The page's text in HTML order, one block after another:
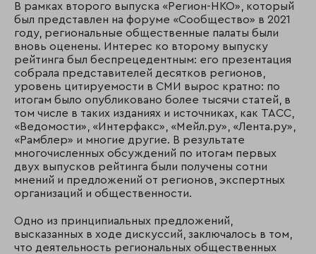
В рамках второго выпуска «Регион-НКО», который
был представлен на форуме «Сообщество» в 2021
году, региональные общественные палаты были
вновь оценены. Интерес ко второму выпуску
рейтинга был беспрецедентным: его презентация
собрала представителей десятков регионов,
уровень цитируемости в СМИ вырос кратно: по
итогам было опубликовано более тысячи статей, в
том числе в таких изданиях и источниках, как ТАСС,
«Ведомости», «Интерфакс», «Мейл.ру», «Лента.ру»,
«Рамблер» и многие другие. В результате
многочисленных обсуждений по итогам первых
двух выпусков рейтинга были получены сотни
мнений и предложений от регионов, экспертных
организаций и общественности.
Одно из принципиальных предложений,
высказанных в ходе дискуссий, заключалось в том,
что деятельность региональных общественных